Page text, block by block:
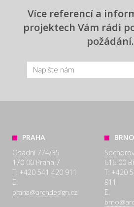
Více referencí a
projektech Vám rádi
požádání.
PRAHA
Osadní 774/35
170 00 Praha 7
T: +420 541 420 911
E:
praha@archdesign.cz
BRNO
616 00
T: +420
911
E: